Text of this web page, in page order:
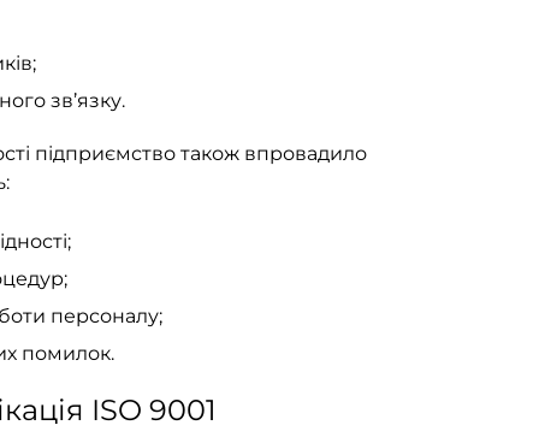
зв’язку.
підприємство також впровадило
персоналу;
помилок.
ISO 9001